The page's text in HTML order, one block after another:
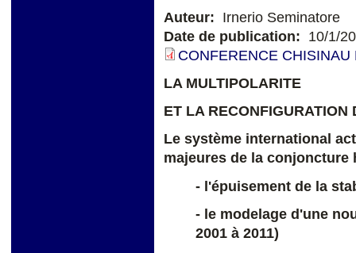
Auteur: Irnerio Seminatore
Date de publication: 10/1/
CONFERENCE
LA MULTIPOLARITE
ET LA RECONFIGURATION
Le système international
majeures de la conjoncture
- l'épuisement de la
- le modelage d'une
2001 à 2011)